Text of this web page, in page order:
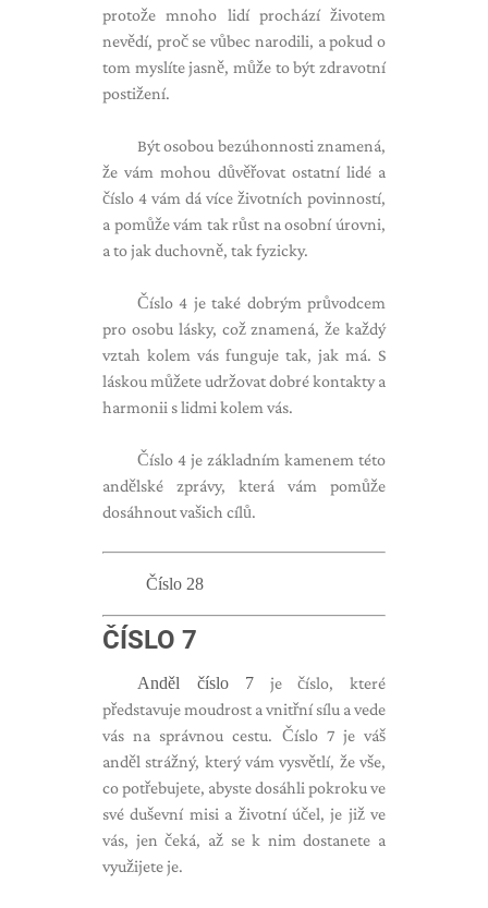
protože mnoho lidí prochází životem
nevědí, proč se vůbec narodili, a pokud o
tom myslíte jasně, může to být zdravotní
postižení.
Být osobou bezúhonnosti znamená,
že vám mohou důvěřovat ostatní lidé a
číslo 4 vám dá více životních povinností,
a pomůže vám tak růst na osobní úrovni,
a to jak duchovně, tak fyzicky.
Číslo 4 je také dobrým průvodcem
pro osobu lásky, což znamená, že každý
vztah kolem vás funguje tak, jak má. S
láskou můžete udržovat dobré kontakty a
harmonii s lidmi kolem vás.
Číslo 4 je základním kamenem této
andělské zprávy, která vám pomůže
dosáhnout vašich cílů.
Číslo 28
ČÍSLO 7
Anděl číslo 7 je číslo, které
představuje moudrost a vnitřní sílu a vede
vás na správnou cestu. Číslo 7 je váš
anděl strážný, který vám vysvětlí, že vše,
co potřebujete, abyste dosáhli pokroku ve
své duševní misi a životní účel, je již ve
vás, jen čeká, až se k nim dostanete a
využijete je.